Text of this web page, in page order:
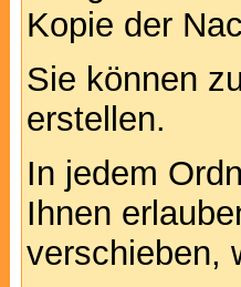
Kopie der
Sie können
erstellen.
In jedem
Ihnen
verschieben,